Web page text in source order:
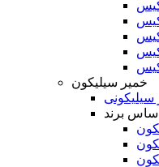
خمیر سیلیکون
سیلیکونی
برند